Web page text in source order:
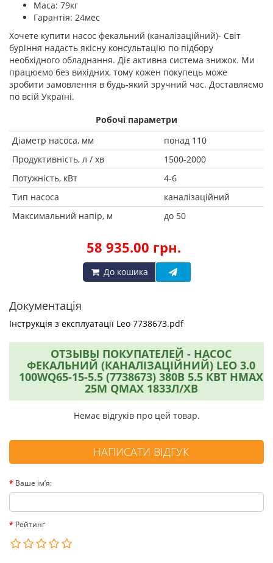
Маса: 79кг
Гарантія: 24мес
Хочете купити насос фекальний (каналізаційний)- Світ
буріння надасть якісну консультацію по підбору
необхідного обладнання. Діє активна система знижок. Ми
працюємо без вихідних, тому кожен покупець може
зробити замовлення в будь-який зручний час. Доставляємо
по всій Україні.
Робочі параметри
Діаметр насоса, мм
понад 110
Продуктивність, л / хв
1500-2000
Потужність, кВт
4-6
Тип насоса
каналізаційний
Максимальний напір, м
до 50
58 935.00 грн.
До кошика
Документація
Інструкція з експлуатації Leo 7738673.pdf
ОТЗЫВЫ ПОКУПАТЕЛЕЙ - НАСОС
ФЕКАЛЬНИЙ (КАНАЛІЗАЦІЙНИЙ) LEO 3.0
100WQ65-15-5.5 (7738673) 380В 5.5 КВТ HMAX
25М QMAX 1833Л/ХВ
Немає відгуків про цей товар.
НАПИСАТИ ВІДГУК
Ваше ім’я:
Рейтинг